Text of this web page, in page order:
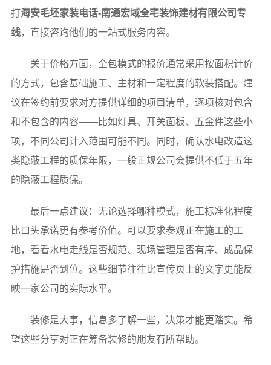
打海安毛坯家装电话-南通宏域全宅装饰建材有限公司专
线，直接咨询他们的一站式服务内容。
关于价格方面，全包模式的报价通常采用按面积计价
的方式，包含基础施工、主材和一定程度的软装搭配。建
议在签约前要求对方提供详细的项目清单，逐项核对包含
和不包含的内容——比如灯具、开关面板、五金件这些小
项，不同公司计入范围可能不同。同时，确认水电改造这
类隐蔽工程的质保年限，一般正规公司会提供不低于五年
的隐蔽工程质保。
最后一点建议：无论选择哪种模式，施工标准化程度
比口头承诺更有参考价值。可以要求参观正在施工的工
地，看看水电走线是否规范、现场管理是否有序、成品保
护措施是否到位。这些细节往往比宣传页上的文字更能反
映一家公司的实际水平。
装修是大事，信息多了解一些，决策才能更踏实。希
望这些分享对正在筹备装修的朋友有所帮助。